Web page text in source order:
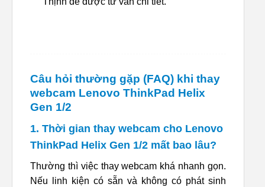
Câu hỏi thường gặp (FAQ) khi thay
webcam Lenovo ThinkPad Helix
Gen 1/2
1. Thời gian thay webcam cho Lenovo
ThinkPad Helix Gen 1/2 mất bao lâu?
Thường thì việc thay webcam khá nhanh gọn.
Nếu linh kiện có sẵn và không có phát sinh